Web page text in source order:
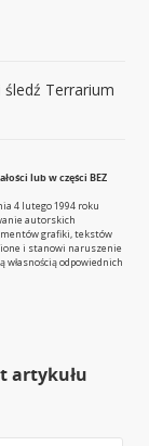
śledź Terrarium
lub w części BEZ
4 lutego 1994 roku
autorskich
grafiki, tekstów
i stanowi naruszenie
odpowiednich
artykułu